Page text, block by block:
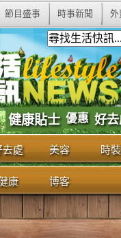
節目盛事 時事新聞 外
健康貼士 優惠 好
去處 美容 時裝
康 博客